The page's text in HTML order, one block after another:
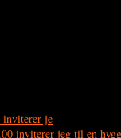
inviterer je